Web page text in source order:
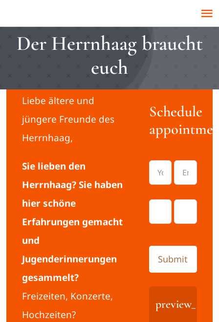
Inhalt
springen
Home
Herrnhaag
Der Herrnhaag braucht
euch
Liebe ältere und
jüngere Freunde des
Herrnhaag,
Sie lieben den
Herrnhaag? Sie haben
hier schöne
Erfahrungen gemacht
und
Jugenderinnerungen
gesammelt?
Freizeiten, Konzerte,
Hochzeiten?
Schedule
Submit